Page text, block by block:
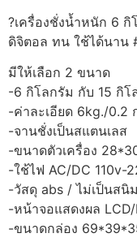
?เครื่องชั่งน้ำหนัก 6 กิ
ดิจิตอล ทน ใช้ได้นาน
มีให้เลือก 2 ขนาด
-6 กิโลกรัม กับ 15 กิโ
-ค่าละเอียด 6kg./0.2
-จานชั่งเป็นสแตนเลส
-ขนาดตัวเครื่อง
-ใช้ไฟ AC/DC 110v-
-วัสดุ abs / ไม่เป็นสนิม
-หน้าจอแสดงผล LCD/
-ขนาดกล่อง